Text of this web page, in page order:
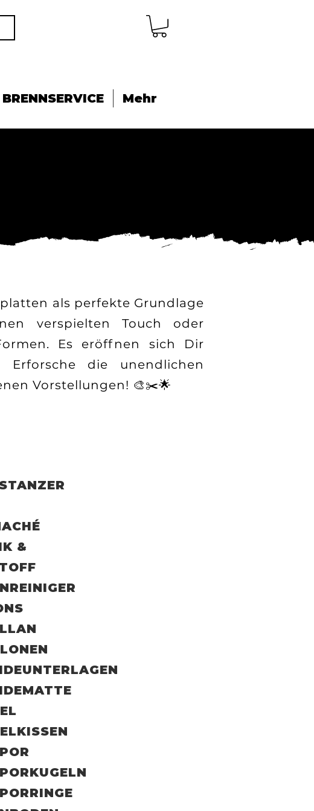
BRENNSERVICE Mehr
als perfekte Grundlage
verspielten Touch oder
Es eröffnen sich Dir
Erforsche die unendlichen
Vorstellungen! 🎨✂️🌟
&